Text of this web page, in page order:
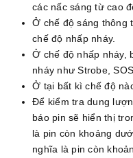
các nấc sáng từ cao
Ở chế độ sáng thông
chế độ nhấp nháy.
Ở chế độ nhấp nháy,
nháy như Strobe,
Ở tại bất kì chế độ
Để kiểm tra dung
báo pin sẽ hiển thị
là pin còn khoảng
nghĩa là pin còn